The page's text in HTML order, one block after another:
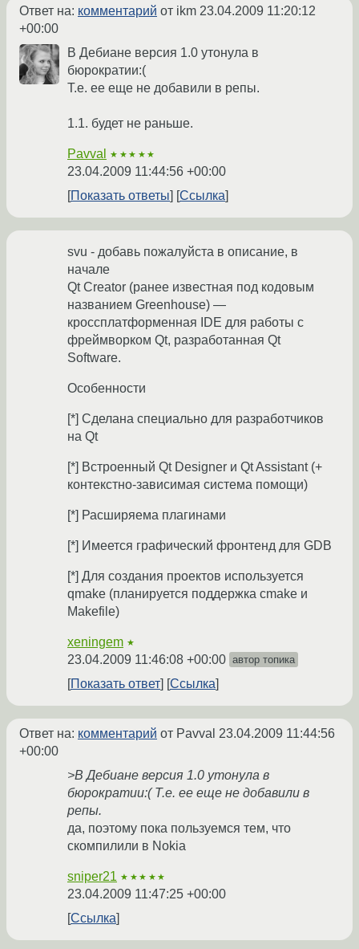
Ответ на: комментарий от ikm 23.04.2009 11:20:12
+00:00
В Дебиане версия 1.0 утонула в
бюрократии:(
Т.е. ее еще не добавили в репы.
1.1. будет не раньше.
Pavval ★★★★★
23.04.2009 11:44:56 +00:00
Показать ответы
Ссылка
svu - добавь пожалуйста в описание, в
начале
Qt Creator (ранее известная под кодовым
названием Greenhouse) —
кроссплатформенная IDE для работы с
фреймворком Qt, разработанная Qt
Software.
Особенности
[*] Сделана специально для разработчиков
на Qt
[*] Встроенный Qt Designer и Qt Assistant (+
контекстно-зависимая система помощи)
[*] Расширяема плагинами
[*] Имеется графический фронтенд для GDB
[*] Для создания проектов используется
qmake (планируется поддержка cmake и
Makefile)
xeningem ★
23.04.2009 11:46:08 +00:00 автор топика
Показать ответ Ссылка
Ответ на: комментарий от Pavval 23.04.2009 11:44:56
+00:00
>В Дебиане версия 1.0 утонула в
бюрократии:( Т.е. ее еще не добавили в
репы.
да, поэтому пока пользуемся тем, что
скомпилили в Nokia
sniper21 ★★★★★
23.04.2009 11:47:25 +00:00
Ссылка